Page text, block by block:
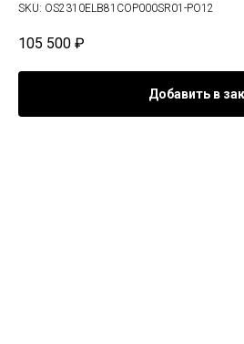
SKU: OS2310ELB81COP000SR01-PO12
105 500 ₽
Добавить в